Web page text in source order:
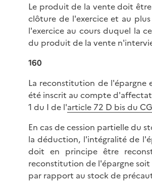
Le produit de la vente doit
clôture de l'exercice et au
l'exercice au cours duquel la
du produit de la vente
160
La reconstitution de
été inscrit au compte
1 du I de l'article 72 D bis du
En cas de cession partielle du
la déduction, l'intégralité de
doit en principe être
reconstitution de l'épargne
par rapport au stock de